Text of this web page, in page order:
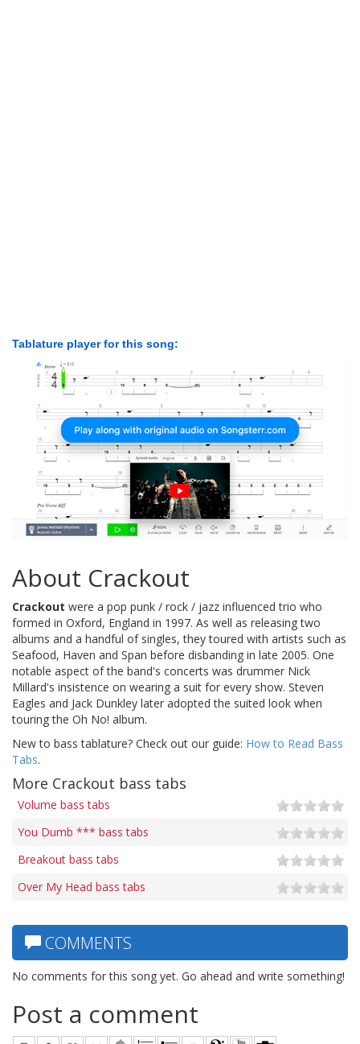
Tablature player for this song:
About Crackout
Crackout were a pop punk / rock / jazz influenced trio who
formed in Oxford, England in 1997. As well as releasing two
albums and a handful of singles, they toured with artists such as
Seafood, Haven and Span before disbanding in late 2005. One
notable aspect of the band's concerts was drummer Nick
Millard's insistence on wearing a suit for every show. Steven
Eagles and Jack Dunkley later adopted the suited look when
touring the Oh No! album.
New to bass tablature? Check out our guide: How to Read Bass
Tabs.
More Crackout bass tabs
Volume bass tabs
You Dumb *** bass tabs
Breakout bass tabs
Over My Head bass tabs
COMMENTS
No comments for this song yet. Go ahead and write something!
Post a comment